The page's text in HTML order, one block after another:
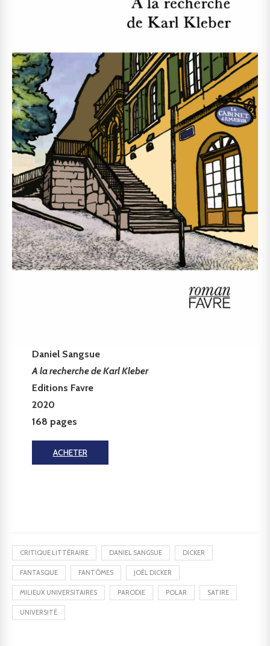
Daniel Sangsue
A la recherche de Karl Kleber
Editions Favre
2020
168 pages
ACHETER
CRITIQUE LITTÉRAIRE DANIEL SANGSUE DICKER
FANTASQUE FANTÔMES JOËL DICKER
MILIEUX UNIVERSITAIRES PARODIE POLAR SATIRE
UNIVERSITÉ